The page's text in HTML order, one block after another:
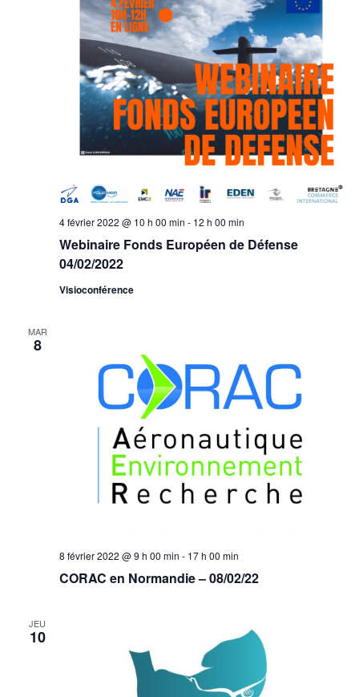
Webinaire Fonds Européen de Défense
04/02/2022
4 février 2022 @ 10 h 00 min - 12 h 00 min
Visioconférence
MAR
8
CORAC en Normandie – 08/02/22
8 février 2022 @ 9 h 00 min - 17 h 00 min
JEU
10